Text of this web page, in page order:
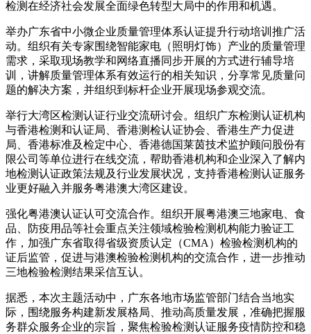
检测在经济社会发展全面绿色转型大局中的作用和机遇。
举办广东省中小微企业质量管理体系认证提升行动培训推广活
动。组织有关专家围绕智能家电（照明灯饰）产业的质量管理
需求，采取现场教学和网络直播同步开展的方式进行辅导培
训，讲解质量管理体系有效运行的相关知识，分享常见质量问
题的解决方案，并组织到标杆企业开展现场参观交流。
举行大湾区检测认证行业交流研讨会。组织广东检测认证机构
与香港检测和认证局、香港测检认证协会、香港生产力促进
局、香港标准及检定中心、香港德国莱茵技术监护顾问股份有
限公司等单位进行在线交流，帮助香港机构和企业深入了解内
地检测认证政策法规及行业发展状况，支持香港检测认证服务
业更好融入并服务粤港澳大湾区建设。
强化粤港澳认证认可交流合作。组织开展粤港澳三地家电、食
品、防疫用品等社会重点关注领域检验检测机构能力验证工
作，加强广东省取得省级资质认定（CMA）检验检测机构的
证后监管，促进与港澳检验检测机构的交流合作，进一步推动
三地检验检测结果采信互认。
据悉，本次主题活动中，广东各地市场监管部门结合当地实
际，围绕服务构建新发展格局、推动高质量发展，准确把握服
务群众服务企业的宗旨，聚焦检验检测认证服务疫情防控和稳